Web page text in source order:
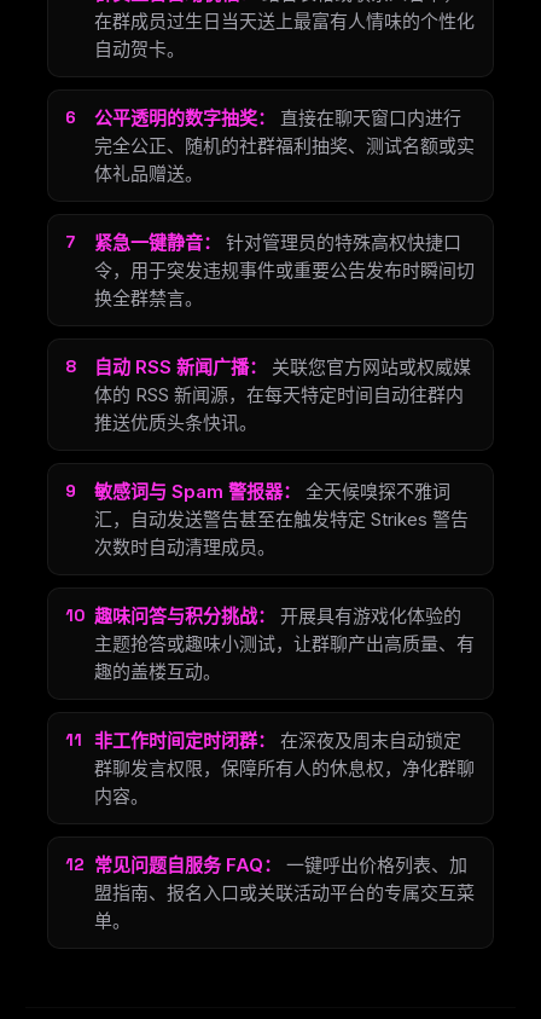
在群成员过生日当天送上最富有人情味的个性化
自动贺卡。
公平透明的数字抽奖：
直接在聊天窗口内进行
完全公正、随机的社群福利抽奖、测试名额或实
体礼品赠送。
紧急一键静音：
针对管理员的特殊高权快捷口
令，用于突发违规事件或重要公告发布时瞬间切
换全群禁言。
自动 RSS 新闻广播：
关联您官方网站或权威媒
体的 RSS 新闻源，在每天特定时间自动往群内
推送优质头条快讯。
敏感词与 Spam 警报器：
全天候嗅探不雅词
汇，自动发送警告甚至在触发特定 Strikes 警告
次数时自动清理成员。
趣味问答与积分挑战：
开展具有游戏化体验的
主题抢答或趣味小测试，让群聊产出高质量、有
趣的盖楼互动。
非工作时间定时闭群：
在深夜及周末自动锁定
群聊发言权限，保障所有人的休息权，净化群聊
内容。
常见问题自服务 FAQ：
一键呼出价格列表、加
盟指南、报名入口或关联活动平台的专属交互菜
单。